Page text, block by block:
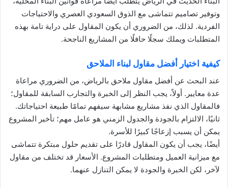
وتوفير تصاميم تتماشى مع الذوق السعودي العصري والاحتياجات
الفردية. لذلك، من الضروري أن يكون المقاول على دراية تامة بهذه
المتطلبات ويملك سجلًا حافلًا من المشاريع الناجحة.
كيفية اختيار أفضل مقاول لبناء الملاحق
عند البحث عن أفضل مقاول ملاحق بالرياض، من الضروري مراعاة
عدة معايير. أولاً، يجب النظر إلى الخبرة والتجارب السابقة للمقاول؛
فالمقاول الذي نفذ مشاريع مشابهة سيفهم تمامًا طبيعة احتياجاتك.
ثانيًا، الالتزام بالجودة والجدول الزمني هو عامل مهم؛ تأخير المشروع
يمكن أن يسبب إزعاجًا كبيرًا للأسرة.
أيضًا، يجب أن يكون المقاول قادرًا على تقديم حلول مبتكرة تتماشى
مع ميزانية العميل ومتطلبات المشروع. الأسعار قد تختلف من مقاول
لآخر، لكن الخبرة والجودة لا يمكن التنازل عنهما.